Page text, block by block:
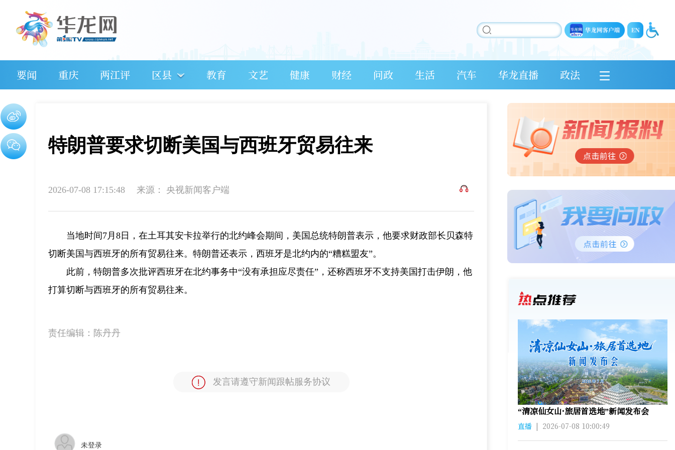
要闻 重庆 两江评 区县 教育 文艺 健康 财经 问政 生活 汽车 华龙直播 政法
特朗普要求切断美国与西班牙贸易往来
2026-07-08 17:15:48 来源： 央视新闻客户端
当地时间7月8日，在土耳其安卡拉举行的北约峰会期间，美国总统特朗普表示，他要求财政部长贝森特
切断美国与西班牙的所有贸易往来。特朗普还表示，西班牙是北约内的“糟糕盟友”。
此前，特朗普多次批评西班牙在北约事务中“没有承担应尽责任”，还称西班牙不支持美国打击伊朗，他
打算切断与西班牙的所有贸易往来。
责任编辑： 陈丹丹
发言请遵守新闻跟帖服务协议
未登录
“清凉仙女山·旅居首选地”新闻发布会
直播 | 2026-07-08 10:00:49